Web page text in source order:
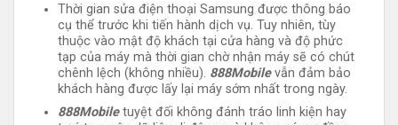
Thời gian sửa điện thoại Samsung được thông báo
cụ thể trước khi tiến hành dịch vụ. Tuy nhiên, tùy
thuộc vào mật độ khách tại cửa hàng và độ phức
tạp của máy mà thời gian chờ nhận máy sẽ có chút
chênh lệch (không nhiều). 888Mobilevẫn đảm bảo
khách hàng được lấy lại máy sớm nhất trong ngày.
888Mobiletuyệt đối không đánh tráo linh kiện hay